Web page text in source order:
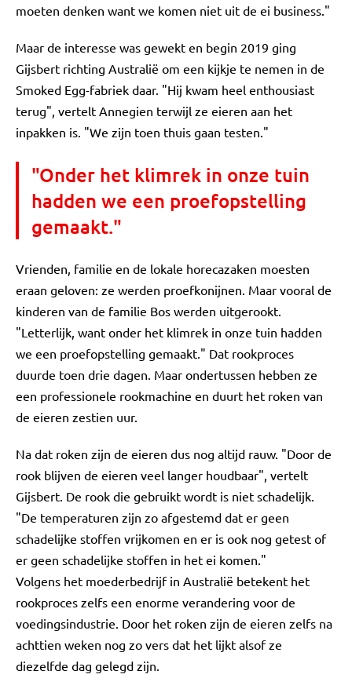
moeten denken want we komen niet uit de ei business."
Maar de interesse was gewekt en begin 2019 ging
Gijsbert richting Australië om een kijkje te nemen in de
Smoked Egg-fabriek daar. "Hij kwam heel enthousiast
terug", vertelt Annegien terwijl ze eieren aan het
inpakken is. "We zijn toen thuis gaan testen."
"Onder het klimrek in onze tuin
hadden we een proefopstelling
gemaakt."
Vrienden, familie en de lokale horecazaken moesten
eraan geloven: ze werden proefkonijnen. Maar vooral de
kinderen van de familie Bos werden uitgerookt.
"Letterlijk, want onder het klimrek in onze tuin hadden
we een proefopstelling gemaakt." Dat rookproces
duurde toen drie dagen. Maar ondertussen hebben ze
een professionele rookmachine en duurt het roken van
de eieren zestien uur.
Na dat roken zijn de eieren dus nog altijd rauw. "Door de
rook blijven de eieren veel langer houdbaar", vertelt
Gijsbert. De rook die gebruikt wordt is niet schadelijk.
"De temperaturen zijn zo afgestemd dat er geen
schadelijke stoffen vrijkomen en er is ook nog getest of
er geen schadelijke stoffen in het ei komen."
Volgens het moederbedrijf in Australië betekent het
rookproces zelfs een enorme verandering voor de
voedingsindustrie. Door het roken zijn de eieren zelfs na
achttien weken nog zo vers dat het lijkt alsof ze
diezelfde dag gelegd zijn.